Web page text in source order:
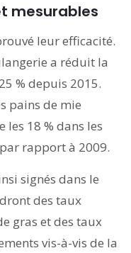
mesurables
leur efficacité.
a réduit la
% depuis 2015.
pains de mie
les 18 % dans les
rapport à 2009.
signés dans le
des taux
gras et des taux
vis-à-vis de la